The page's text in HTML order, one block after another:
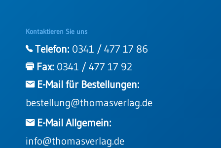
Kontaktieren Sie uns
Telefon: 0341 / 477 17 86
Fax: 0341 / 477 17 92
E-Mail für Bestellungen:
bestellung@thomasverlag.de
E-Mail Allgemein:
info@thomasverlag.de